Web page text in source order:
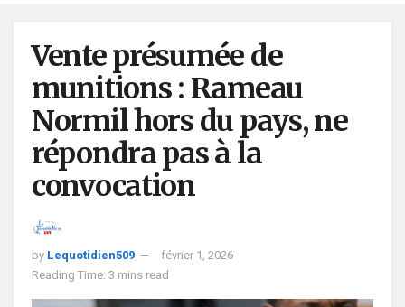
Vente présumée de
munitions : Rameau
Normil hors du pays, ne
répondra pas à la
convocation
by Lequotidien509
février 1, 2026
Reading Time: 3 mins read